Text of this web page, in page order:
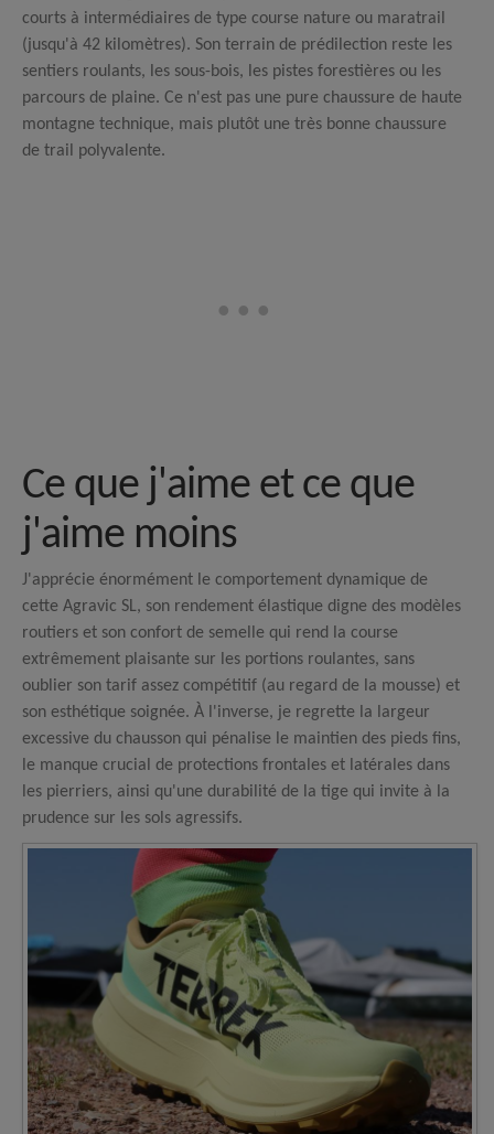
courts à intermédiaires de type course nature ou maratrail
(jusqu'à 42 kilomètres). Son terrain de prédilection reste les
sentiers roulants, les sous-bois, les pistes forestières ou les
parcours de plaine. Ce n'est pas une pure chaussure de haute
montagne technique, mais plutôt une très bonne chaussure
de trail polyvalente.
Ce que j'aime et ce que
j'aime moins
J'apprécie énormément le comportement dynamique de
cette Agravic SL, son rendement élastique digne des modèles
routiers et son confort de semelle qui rend la course
extrêmement plaisante sur les portions roulantes, sans
oublier son tarif assez compétitif (au regard de la mousse) et
son esthétique soignée. À l'inverse, je regrette la largeur
excessive du chausson qui pénalise le maintien des pieds fins,
le manque crucial de protections frontales et latérales dans
les pierriers, ainsi qu'une durabilité de la tige qui invite à la
prudence sur les sols agressifs.